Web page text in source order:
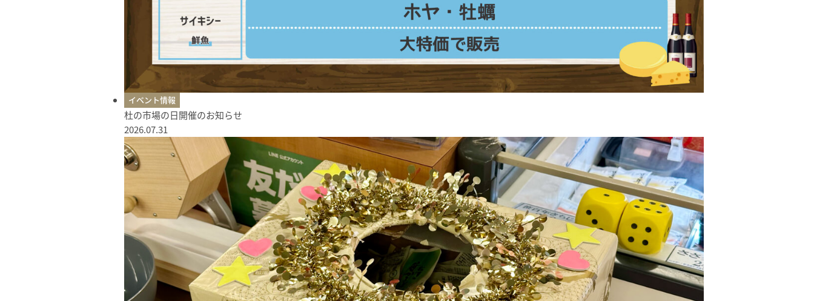
イベント情報
杜の市場の日開催のお知らせ
2026.07.31